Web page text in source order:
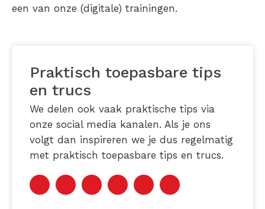
een van onze (digitale) trainingen.
Praktisch toepasbare tips
en trucs
We delen ook vaak praktische tips via
onze social media kanalen. Als je ons
volgt dan inspireren we je dus regelmatig
met praktisch toepasbare tips en trucs.